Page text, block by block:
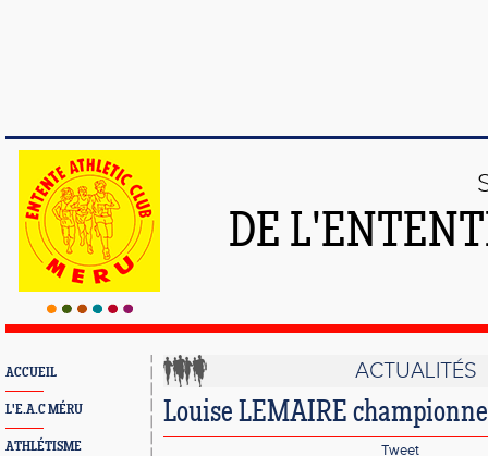
DE
ACCUEIL
L'E.A.C MÉRU
ATHLÉTISME
ACTUALITÉS
Louise LEMAIRE
Tweet